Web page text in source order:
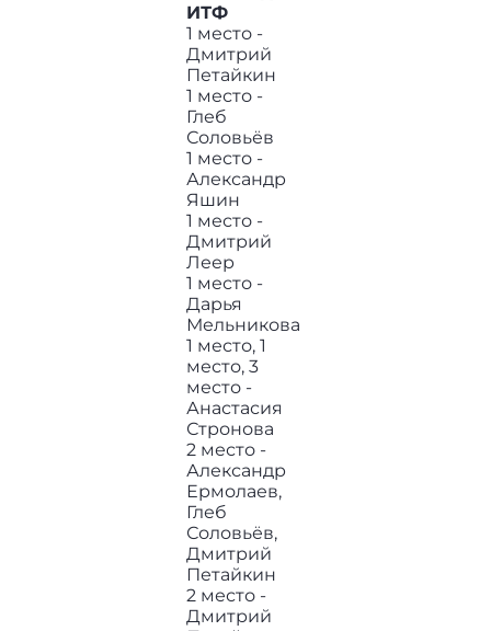
ИТФ
1 место -
Дмитрий
Петайкин
1 место -
Глеб
Соловьёв
1 место -
Александр
Яшин
1 место -
Дмитрий
Леер
1 место -
Дарья
Мельникова
1 место, 1
место, 3
место -
Анастасия
Стронова
2 место -
Александр
Ермолаев,
Глеб
Соловьёв,
Дмитрий
Петайкин
2 место -
Дмитрий